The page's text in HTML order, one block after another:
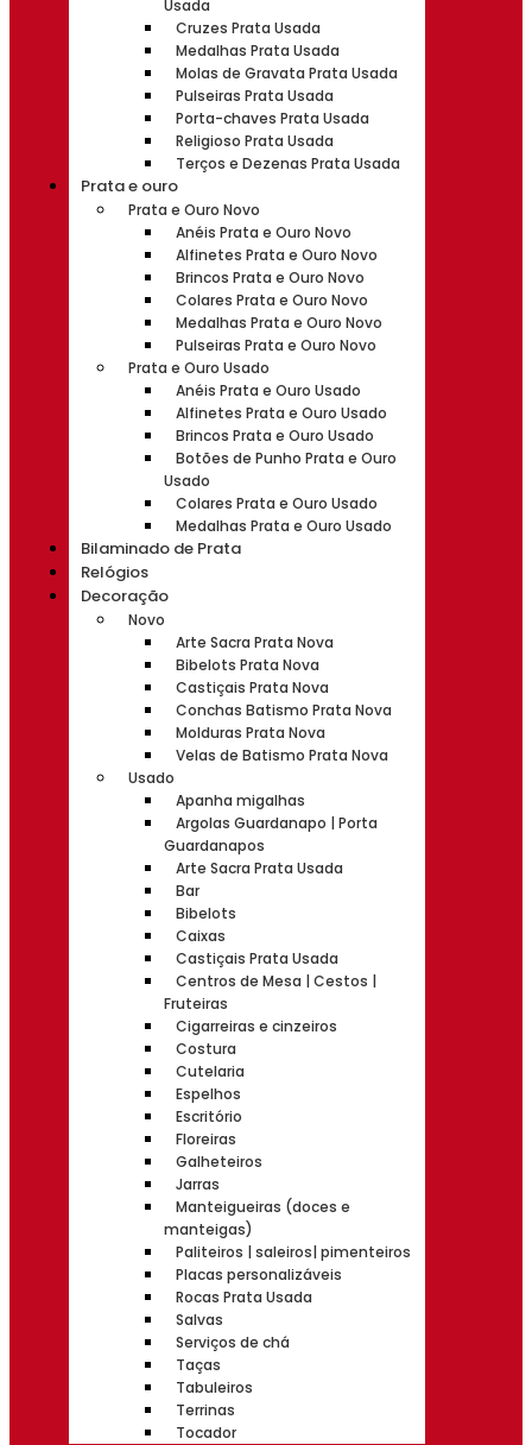
Usada
Cruzes Prata Usada
Medalhas Prata Usada
Molas de Gravata Prata Usada
Pulseiras Prata Usada
Porta-chaves Prata Usada
Religioso Prata Usada
Terços e Dezenas Prata Usada
Prata e ouro
Prata e Ouro Novo
Anéis Prata e Ouro Novo
Alfinetes Prata e Ouro Novo
Brincos Prata e Ouro Novo
Colares Prata e Ouro Novo
Medalhas Prata e Ouro Novo
Pulseiras Prata e Ouro Novo
Prata e Ouro Usado
Anéis Prata e Ouro Usado
Alfinetes Prata e Ouro Usado
Brincos Prata e Ouro Usado
Botões de Punho Prata e Ouro
Usado
Colares Prata e Ouro Usado
Medalhas Prata e Ouro Usado
Bilaminado de Prata
Relógios
Decoração
Novo
Arte Sacra Prata Nova
Bibelots Prata Nova
Castiçais Prata Nova
Conchas Batismo Prata Nova
Molduras Prata Nova
Velas de Batismo Prata Nova
Usado
Apanha migalhas
Argolas Guardanapo | Porta
Guardanapos
Arte Sacra Prata Usada
Bar
Bibelots
Caixas
Castiçais Prata Usada
Centros de Mesa | Cestos |
Fruteiras
Cigarreiras e cinzeiros
Costura
Cutelaria
Espelhos
Escritório
Floreiras
Galheteiros
Jarras
Manteigueiras (doces e
manteigas)
Paliteiros | saleiros| pimenteiros
Placas personalizáveis
Rocas Prata Usada
Salvas
Serviços de chá
Taças
Tabuleiros
Terrinas
Tocador